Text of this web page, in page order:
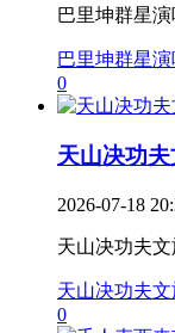
巴里坤群星演
巴里坤群星演
0
天山决功
2026-07-18
天山决功夫
天山决功夫
0